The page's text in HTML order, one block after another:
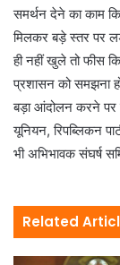
समर्थन देने का काम
मिलकर बड़े स्तर पर
ही नहीं खुले तो फीस
प्रशासन को समझना
बड़ा आंदोलन करने पर
यूनियन, रिपब्लिकन
भी अभिभावक संघर्ष
Related